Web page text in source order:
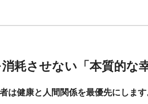
消耗させない「本質的な
は健康と人間関係を最優先にしま